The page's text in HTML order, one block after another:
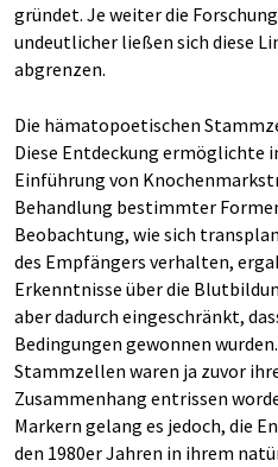
gründet. Je weiter die
undeutlicher ließen sich diese
abgrenzen.
Die hämatopoetischen
Diese Entdeckung ermöglichte
Einführung von
Behandlung bestimmter
Beobachtung, wie sich
des Empfängers verhalten,
Erkenntnisse über die
aber dadurch eingeschränkt,
Bedingungen gewonnen
Stammzellen waren ja zuvor
Zusammenhang entrissen
Markern gelang es jedoch, die
den 1980er Jahren in ihrem